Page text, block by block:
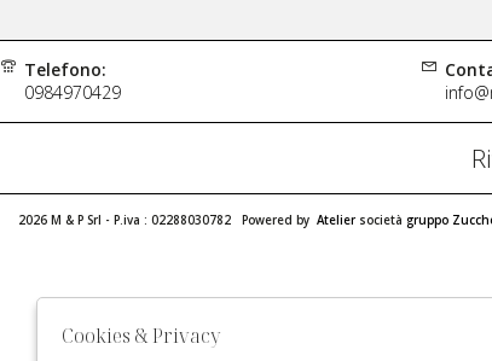
Telefono:
0984970429
2026 M & P Srl - P.iva : 02288030782 Powered by Atelier società gruppo
Cookies & Privacy